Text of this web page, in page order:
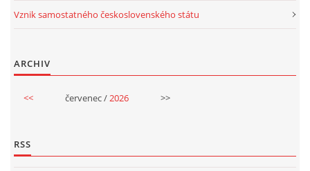
RECENZE NA KNIHY
MIKULÁŠSKÁ NADÍLKA
VÁNOČNÍ TVOŘENÍ
Vznik samostatného československého státu
ARCHIV
<< červenec /2026 >>
RSS